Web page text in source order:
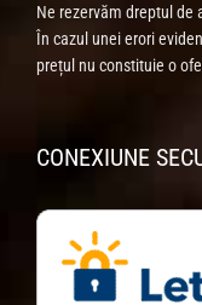
Ne rezervăm dreptul
În cazul unei erori
prețul nu constituie o
CONEXIUNE